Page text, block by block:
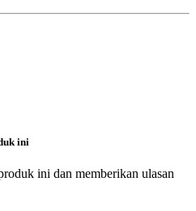
ini
ini dan memberikan ulasan